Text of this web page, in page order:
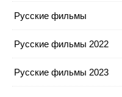
Русские фильмы
Русские фильмы 2022
Русские фильмы 2023